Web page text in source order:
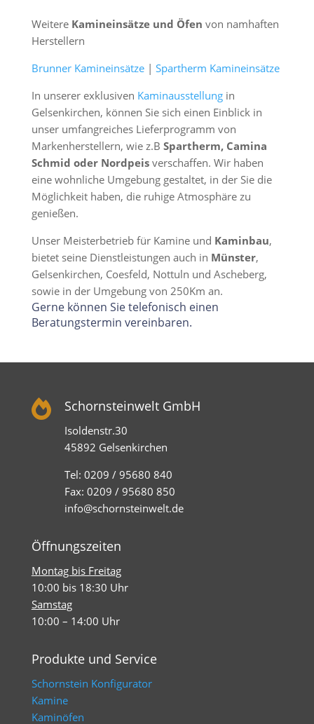
Weitere Kamineinsätze und Öfen von namhaften
Herstellern
Brunner Kamineinsätze| Spartherm Kamineinsätze
In unserer exklusiven Kaminausstellungin
Gelsenkirchen, können Sie sich einen Einblick in
unser umfangreiches Lieferprogramm von
Markenherstellern, wie z.B Spartherm, Camina
Schmid oder Nordpeisverschaffen. Wir haben
eine wohnliche Umgebung gestaltet, in der Sie die
Möglichkeit haben, die ruhige Atmosphäre zu
genießen.
Unser Meisterbetrieb für Kamine und Kaminbau,
bietet seine Dienstleistungen auch in Münster,
Gelsenkirchen, Coesfeld, Nottuln und Ascheberg,
sowie in der Umgebung von 250Km an.
Gerne können Sie telefonisch einen
Beratungstermin vereinbaren.
 Schornsteinwelt GmbH
Isoldenstr.30
45892 Gelsenkirchen
Tel: 0209 / 95680 840
Fax: 0209 / 95680 850
info@schornsteinwelt.de
Öffnungszeiten
Montag bis Freitag
10:00 bis 18:30 Uhr
Samstag
10:00 – 14:00 Uhr
Produkte und Service
Schornstein Konfigurator
Kamine
Kaminöfen